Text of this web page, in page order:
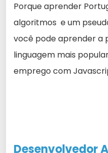
Porque aprender
algoritmos e um
você pode aprender a
linguagem mais
emprego com
Desenvolvedor